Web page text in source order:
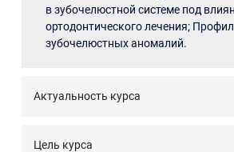
в зубочелюстной системе под
ортодонтического лечения;
зубочелюстных аномалий.
Актуальность курса
Цель курса